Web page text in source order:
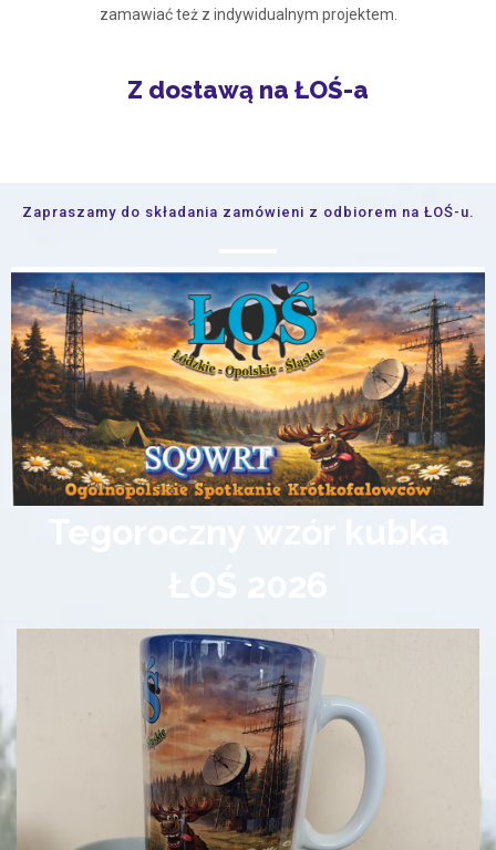
zamawiać też z indywidualnym projektem.
Z dostawą na ŁOŚ-a
Zapraszamy do składania zamówieni z odbiorem na ŁOŚ-u.